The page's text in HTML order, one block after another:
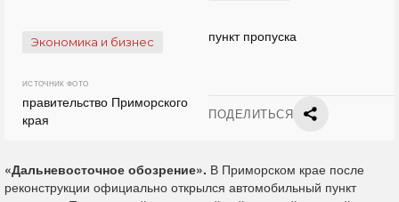
Экономика и бизнес пункт пропуска
ИСТОЧНИК ФОТО
правительство Приморского
края
ПОДЕЛИТЬСЯ
«Дальневосточное обозрение». В Приморском крае после
реконструкции официально открылся автомобильный пункт